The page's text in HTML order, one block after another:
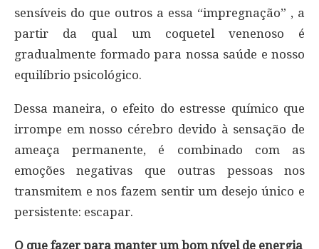
sensíveis do que outros a essa “impregnação” , a
partir da qual um coquetel venenoso é
gradualmente formado para nossa saúde e nosso
equilíbrio psicológico.
Dessa maneira, o efeito do estresse químico que
irrompe em nosso cérebro devido à sensação de
ameaça permanente, é combinado com as
emoções negativas que outras pessoas nos
transmitem e nos fazem sentir um desejo único e
persistente: escapar.
O que fazer para manter um bom nível de energia